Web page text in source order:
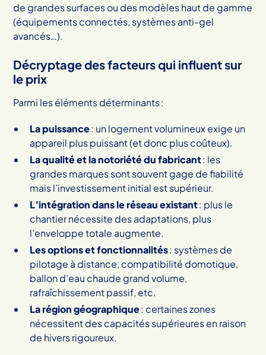
de grandes surfaces ou des modèles haut de gamme
(équipements connectés, systèmes anti-gel
avancés…).
Décryptage des facteurs qui influent sur
le prix
Parmi les éléments déterminants :
La puissance: un logement volumineux exige un
appareil plus puissant (et donc plus coûteux).
La qualité et la notoriété du fabricant: les
grandes marques sont souvent gage de fiabilité
mais l’investissement initial est supérieur.
L’intégration dans le réseau existant: plus le
chantier nécessite des adaptations, plus
l’enveloppe totale augmente.
Les options et fonctionnalités: systèmes de
pilotage à distance, compatibilité domotique,
ballon d’eau chaude grand volume,
rafraîchissement passif, etc.
La région géographique: certaines zones
nécessitent des capacités supérieures en raison
de hivers rigoureux.